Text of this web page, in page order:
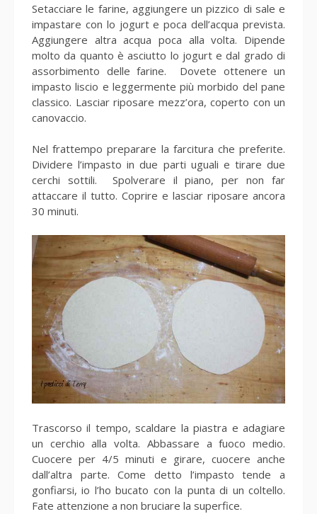
Setacciare le farine, aggiungere un pizzico di sale e
impastare con lo jogurt e poca dell’acqua prevista.
Aggiungere altra acqua poca alla volta. Dipende
molto da quanto è asciutto lo jogurt e dal grado di
assorbimento delle farine. Dovete ottenere un
impasto liscio e leggermente più morbido del pane
classico. Lasciar riposare mezz’ora, coperto con un
canovaccio.
Nel frattempo preparare la farcitura che preferite.
Dividere l’impasto in due parti uguali e tirare due
cerchi sottili. Spolverare il piano, per non far
attaccare il tutto. Coprire e lasciar riposare ancora
30 minuti.
Trascorso il tempo, scaldare la piastra e adagiare
un cerchio alla volta. Abbassare a fuoco medio.
Cuocere per 4/5 minuti e girare, cuocere anche
dall’altra parte. Come detto l’impasto tende a
gonfiarsi, io l’ho bucato con la punta di un coltello.
Fate attenzione a non bruciare la superfice.